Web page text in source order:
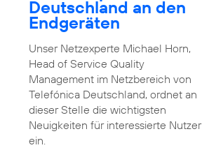
Deutschland an den
Endgeräten
Unser Netzexperte Michael Horn,
Head of Service Quality
Management im Netzbereich von
Telefónica Deutschland, ordnet an
dieser Stelle die wichtigsten
Neuigkeiten für interessierte Nutzer
ein.